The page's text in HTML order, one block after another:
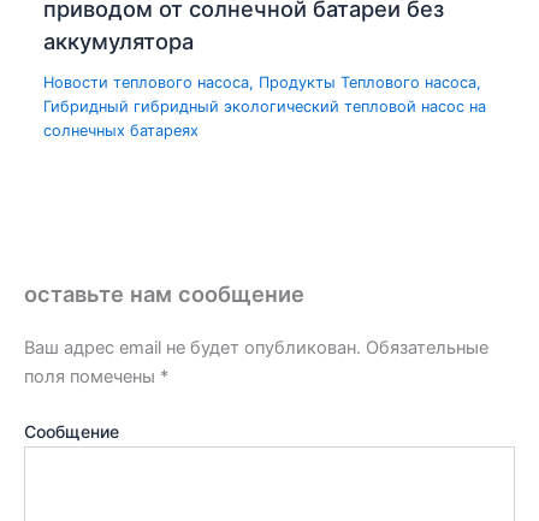
приводом от солнечной батареи без
аккумулятора
Новости теплового насоса, Продукты Теплового насоса,
Гибридный гибридный экологический тепловой насос на
солнечных батареях
оставьте нам сообщение
Ваш адрес email не будет опубликован. Обязательные
поля помечены *
Сообщение